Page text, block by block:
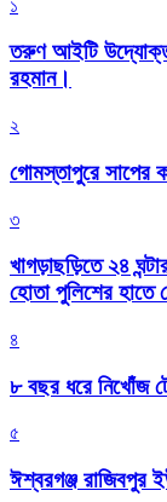
১
তরুণ আইটি উদ্যোক্তা
রহমান।
২
গোমস্তাপুরে সাপের
৩
খাগড়াছড়িতে ২৪
হোতা পুলিশের হাতে
৪
৮ বছর ধরে নিখোঁজ
৫
ঈশ্বরগঞ্জ রাজিবপুর